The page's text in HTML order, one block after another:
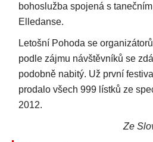
bohoslužba spojená s
Elledanse.
Letošní Pohoda se
podle zájmu návštěvníků se
podobně nabitý. Už první
prodalo všech 999 lístků ze
2012.
Ze